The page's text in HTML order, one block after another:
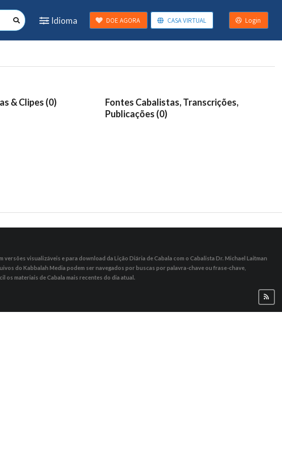
Idioma DOE AGORA CASA VIRTUAL Login
& Clipes (0)
Fontes Cabalistas, Transcrições,
Publicações (0)
versões visualizáveis ​​e para download da Lição Diária de Cabala com o Cabalista Dr. Michael Laitman
do Kabbalah Media podem ser navegados por buscas por palavra-chave ou frase-chave,
os materiais de Cabala mais recentes do dia atual.